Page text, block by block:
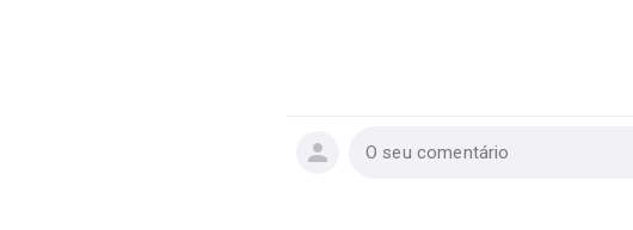
O seu comentário